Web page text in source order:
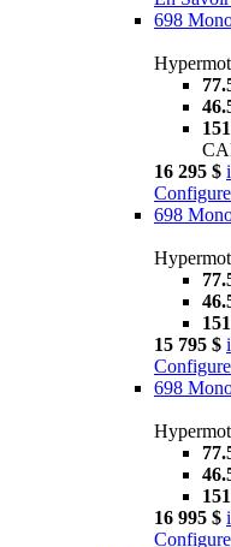
698
16 295 $ i
698
15 795 $ i
698
16 995 $ i